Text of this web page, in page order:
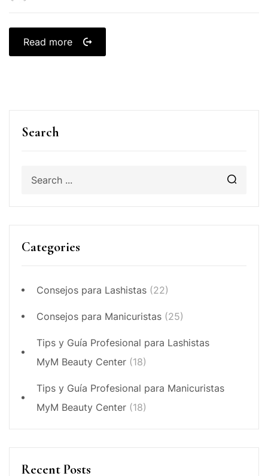
Search
Categories
Consejos para Lashistas (22)
Consejos para Manicuristas (25)
Tips y Guía Profesional para Lashistas
MyM Beauty Center (18)
Tips y Guía Profesional para Manicuristas
MyM Beauty Center (18)
Recent Posts
Read more